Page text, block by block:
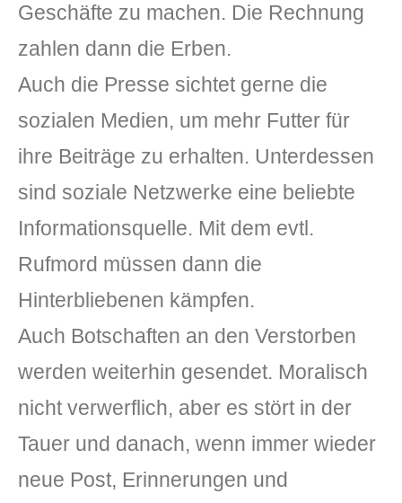
Geschäfte zu machen. Die Rechnung
zahlen dann die Erben.
Auch die Presse sichtet gerne die
sozialen Medien, um mehr Futter für
ihre Beiträge zu erhalten. Unterdessen
sind soziale Netzwerke eine beliebte
Informationsquelle. Mit dem evtl.
Rufmord müssen dann die
Hinterbliebenen kämpfen.
Auch Botschaften an den Verstorben
werden weiterhin gesendet. Moralisch
nicht verwerflich, aber es stört in der
Tauer und danach, wenn immer wieder
neue Post, Erinnerungen und